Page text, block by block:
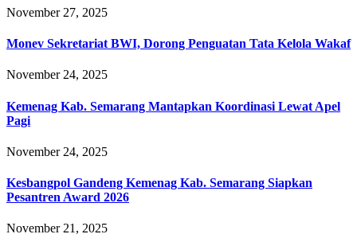
November 27, 2025
Monev Sekretariat BWI, Dorong Penguatan Tata Kelola Wakaf
November 24, 2025
Kemenag Kab. Semarang Mantapkan Koordinasi Lewat Apel
Pagi
November 24, 2025
Kesbangpol Gandeng Kemenag Kab. Semarang Siapkan
Pesantren Award 2026
November 21, 2025